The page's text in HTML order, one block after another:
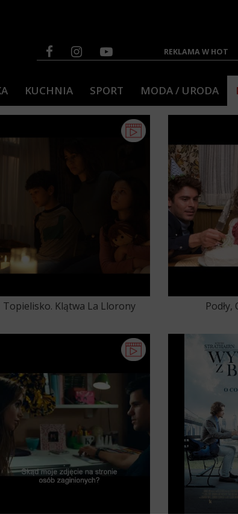
REKLAMA W HOT
KUCHNIA SPORT MODA / URODA
Topielisko. Klątwa La Llorony